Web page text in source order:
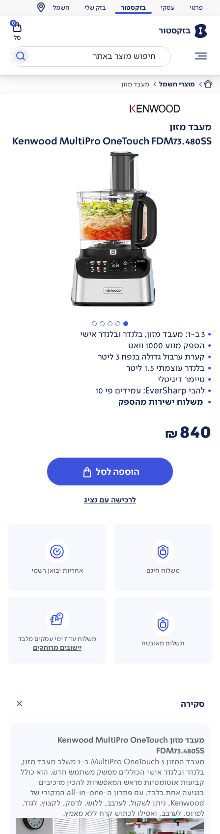
פרטי עסקי בזקסטור בזק שלי חשמל
בזקסטור
סל
0
מוצרי חשמל מעבד מזון
מעבד מזון
Kenwood MultiPro OneTouch FDM73.480SS
3 ב-1: מעבד מזון, בלנדר ובלנדר אישי
הספק מנוע 1000 וואט
קערת ערבול גדולה בנפח 3 ליטר
בלנדר עוצמתי 1.5 ליטר
טיימר דיגיטלי
להבי EverSharp: עמידים פי 10
משלוח ישירות מהספק
840
₪
הוספה לסל
לרכישה עם נציג
משלוח חינם אחריות יבואן רשמי
תשלום מאובטח
משלוח עד 7 ימי עסקים מלבד
יישובים מרוחקים
סקירה
מעבד מזון Kenwood MultiPro OneTouch
FDM73.480SS
מעבד המזון MultiPro OneTouch 3 ב-1 משלב מעבד מזון,
בלנדר ובלנדר אישי הכוללים ממשק משתמש חדש. הוא כולל
קביעות אוטומטיות מראש המאפשרות להכין מרכיבים
בנגיעה אחת בלבד. עם פתרון ה-all-in-one המקורי של
Kenwood, ניתן לשקול, לערבב, ללוש, לרסק, לקצוץ, לגרר,
לפרוס, לערבב, ואפילו לכתוש קרח ללא מאמץ.